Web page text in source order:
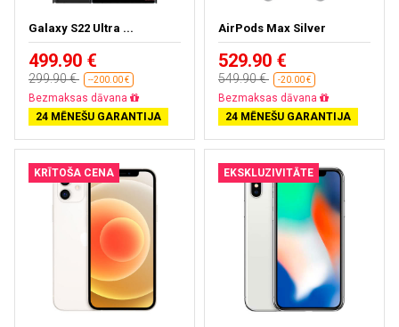
Galaxy S22 Ultra ...
499.90 €
299.90 € --200.00 €
Gandrīz izpārdots
24 MĒNEŠU GARANTIJA
AirPods Max Silver
529.90 €
549.90 € -20.00 €
Gandrīz izpārdots
24 MĒNEŠU GARANTIJA
KRĪTOŠA CENA EKSKLUZIVITĀTE